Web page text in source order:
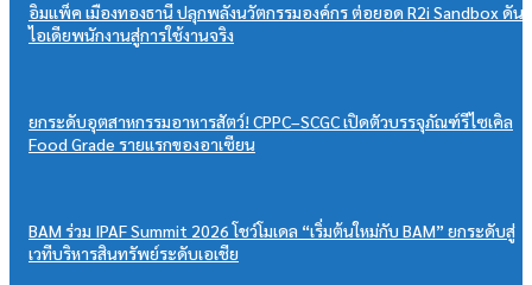
อิมแพ็ค เมืองทองธานี ปลุกพลังนวัตกรรมองค์กร ต่อยอด R2i Sandbox ดัน
ไอเดียพนักงานสู่การใช้งานจริง
ยกระดับอุตสาหกรรมอาหารสัตว์! CPPC–SCGC เปิดตัวบรรจุภัณฑ์รีไซเคิล
Food Grade รายแรกของอาเซียน
BAM ร่วม IPAF Summit 2026 โชว์โมเดล “เริ่มต้นใหม่กับ BAM” ยกระดับสู่
เวทีบริหารสินทรัพย์ระดับเอเชีย